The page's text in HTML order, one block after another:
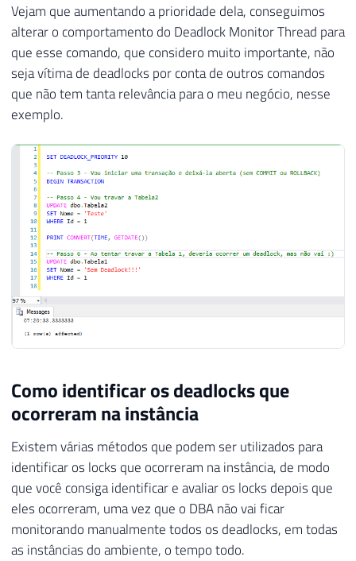
Vejam que aumentando a prioridade dela, conseguimos
alterar o comportamento do Deadlock Monitor Thread para
que esse comando, que considero muito importante, não
seja vítima de deadlocks por conta de outros comandos
que não tem tanta relevância para o meu negócio, nesse
exemplo.
Como identificar os deadlocks que
ocorreram na instância
Existem várias métodos que podem ser utilizados para
identificar os locks que ocorreram na instância, de modo
que você consiga identificar e avaliar os locks depois que
eles ocorreram, uma vez que o DBA não vai ficar
monitorando manualmente todos os deadlocks, em todas
as instâncias do ambiente, o tempo todo.